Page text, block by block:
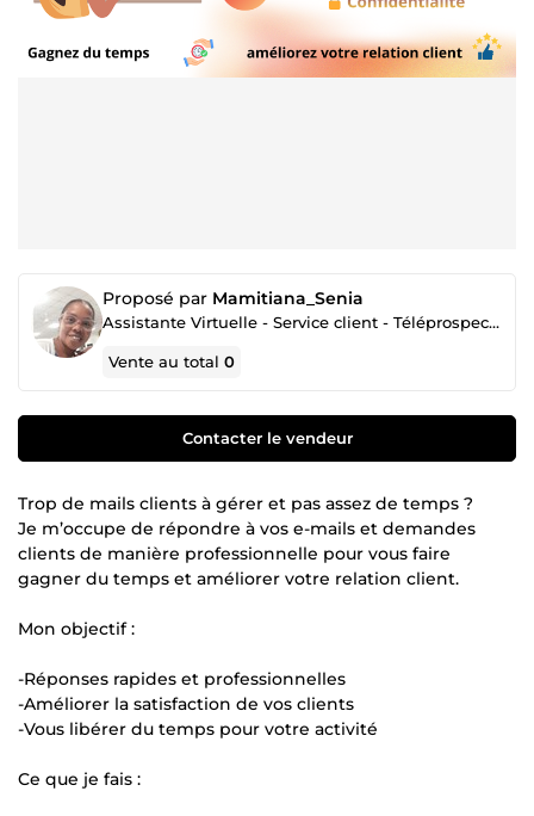
Proposé par Mamitiana_Senia
Assistante Virtuelle - Service client - Téléprospection - Organisation voyage
Vente au total0
Contacter le vendeur
Trop de mails clients à gérer et pas assez de temps ?
Je m’occupe de répondre à vos e-mails et demandes
clients de manière professionnelle pour vous faire
gagner du temps et améliorer votre relation client.
Mon objectif :
-Réponses rapides et professionnelles
-Améliorer la satisfaction de vos clients
-Vous libérer du temps pour votre activité
Ce que je fais :